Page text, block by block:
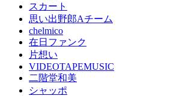
スカート
思い出野郎Aチーム
chelmico
在日ファンク
片想い
VIDEOTAPEMUSIC
二階堂和美
シャッポ